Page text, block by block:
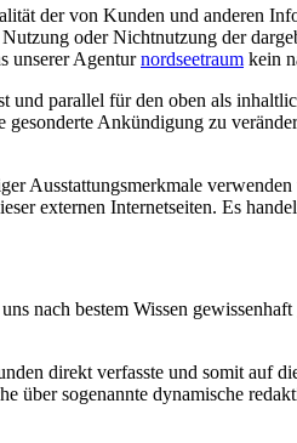
der von Kunden und anderen
oder Nichtnutzung der
unserer Agenturnordseetraum kein
und parallel für den oben als
Ankündigung zu
Ausstattungsmerkmale
externen Internetseiten. Es
nach bestem Wissen
direkt verfasste und somit auf
sogenannte dynamische